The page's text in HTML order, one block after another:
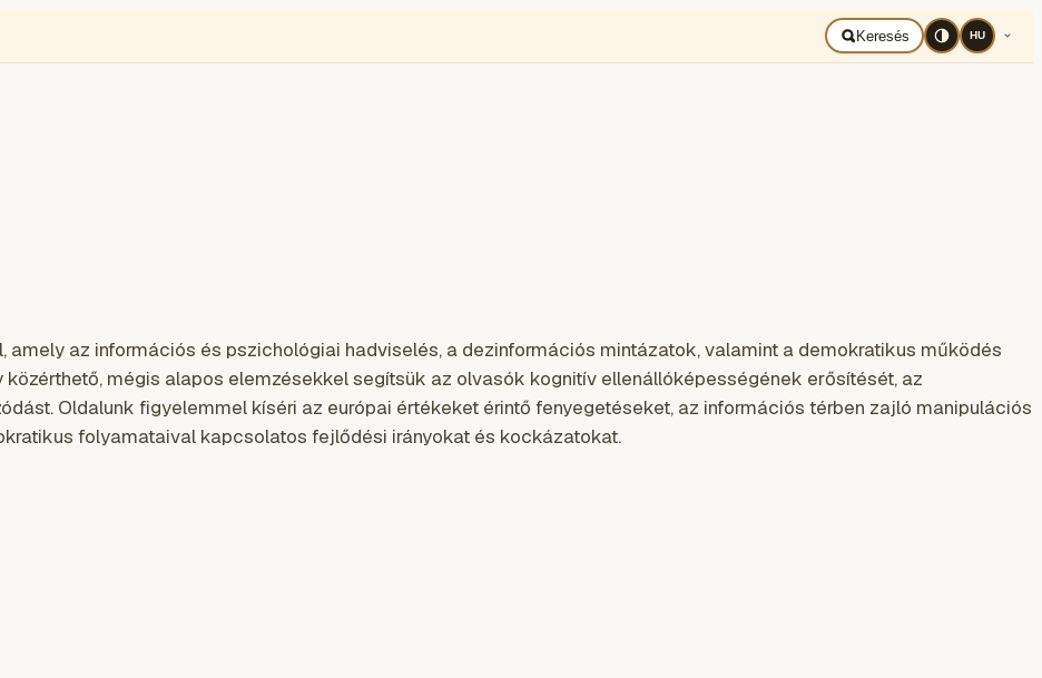
Keresés HU
amely az információs és pszichológiai hadviselés, a dezinformációs mintázatok, valamint a demokratikus működés
mégis alapos elemzésekkel segítsük az olvasók kognitív ellenállóképességének erősítését, az
Oldalunk figyelemmel kíséri az európai értékeket érintő fenyegetéseket, az információs térben zajló manipulációs
folyamataival kapcsolatos fejlődési irányokat és kockázatokat.